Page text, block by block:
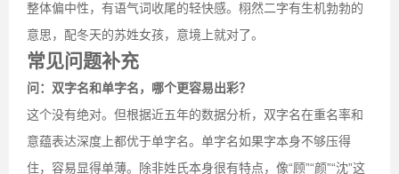
整体偏中性，有语气词收尾的轻快感。栩然二字有生机勃勃的
意思，配冬天的苏姓女孩，意境上就对了。
常见问题补充
问：双字名和单字名，哪个更容易出彩？
这个没有绝对。但根据近五年的数据分析，双字名在重名率和
意蕴表达深度上都优于单字名。单字名如果字本身不够压得
住，容易显得单薄。除非姓氏本身很有特点，像“顾”“颜”“沈”这